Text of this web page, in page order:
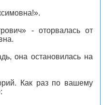
- оторвалась от
она остановилась на
Как раз по вашему